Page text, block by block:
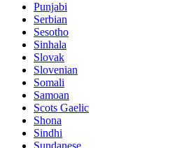
Punjabi
Serbian
Sesotho
Sinhala
Slovak
Slovenian
Somali
Samoan
Scots Gaelic
Shona
Sindhi